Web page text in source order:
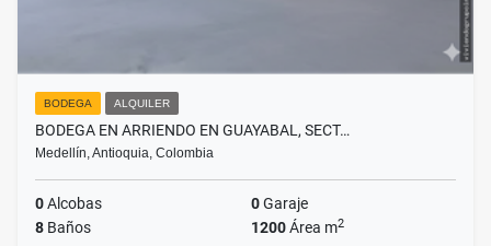
BODEGA ALQUILER
BODEGA EN ARRIENDO EN GUAYABAL, SECT…
Medellín, Antioquia, Colombia
0Alcobas 0Garaje
8 Baños 1200Área m2